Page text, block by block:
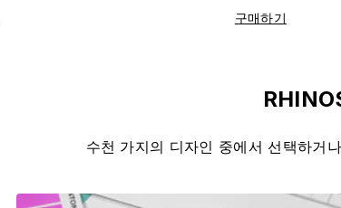
구매하기
수천 가지의 디자인 중에서 선택하거